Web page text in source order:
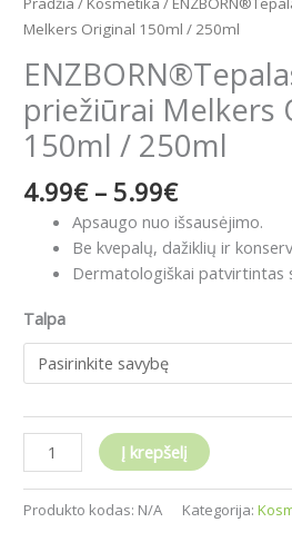
Melkers Original 150ml / 250ml
priežiūrai Melkers
150ml / 250ml
4.99€ – 5.99€
Apsaugo nuo išsausėjimo.
Be kvepalų, dažiklių ir
Dermatologiškai patvirtintas
Talpa
Į krepšelį
Produkto kodas: N/A Kategorija: